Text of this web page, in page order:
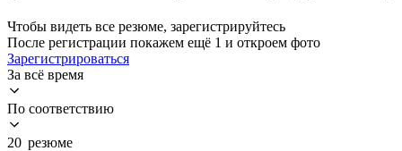
Чтобы видеть все резюме, зарегистрируйтесь
После регистрации покажем ещё 1 и откроем фото
Зарегистрироваться
За всё время
По соответствию
20 резюме